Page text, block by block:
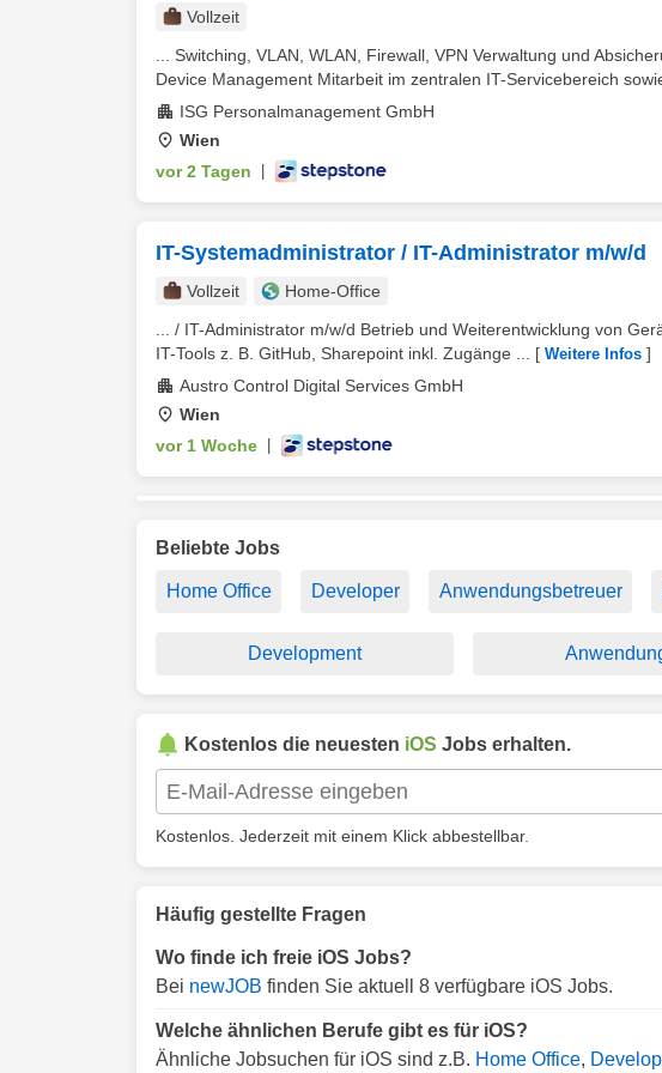
Vollzeit
... Switching, VLAN, WLAN, Firewall, VPN Verwaltung und
Device Management Mitarbeit im zentralen IT-Servicebereich sowie
ISG Personalmanagement GmbH
Wien
vor 2 Tagen
IT-Systemadministrator / IT-Administrator m/w/d
Vollzeit
Home-Office
... / IT-Administrator m/w/d Betrieb und Weiterentwicklung von
IT-Tools z. B. GitHub, Sharepoint inkl. Zugänge ...
[ Weitere Infos ]
Austro Control Digital Services GmbH
Wien
vor 1 Woche
Beliebte Jobs
Home Office Developer Anwendungsbetreuer
Development
Kostenlos die neuesten iOS Jobs erhalten.
Kostenlos. Jederzeit mit einem Klick abbestellbar.
Häufig gestellte Fragen
Wo finde ich freie iOS Jobs?
Bei newJOB finden Sie aktuell 8 verfügbare iOS Jobs.
Welche ähnlichen Berufe gibt es für iOS?
Ähnliche Jobsuchen für iOS sind z.B. Home Office,